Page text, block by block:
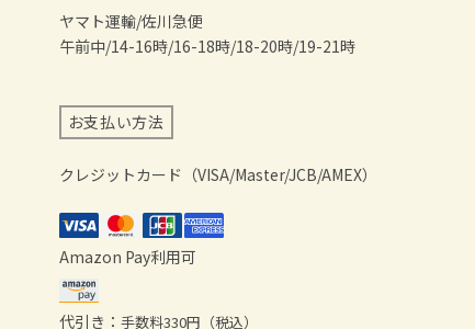
ヤマト運輸/佐川急便
午前中/14-16時/16-18時/18-20時/19-21時
お支払い方法
クレジットカード（VISA/Master/JCB/AMEX）
Amazon Pay利用可
代引き： 手数料330円（税込）